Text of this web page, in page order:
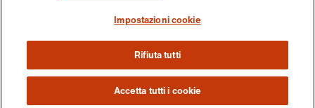
Seguici sui social media
https://engagement.migros.ch/it/social-
media
https://engagement.migros.ch/it/social-
media
https://engagement.migros.ch/it/social-
media
https://engagement.migros.ch/it/social-
media
https://engagement.migros.ch/it/
media
© 2026 Federazione delle cooperative Migros
Impostazioni cookie
Rifiuta tutti
Accetta tutti i cookie